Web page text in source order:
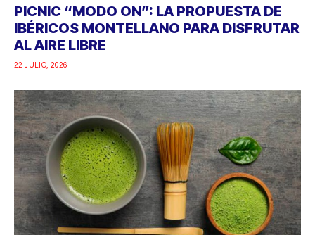
PICNIC “MODO ON”: LA PROPUESTA DE
IBÉRICOS MONTELLANO PARA DISFRUTAR
AL AIRE LIBRE
22 JULIO, 2026